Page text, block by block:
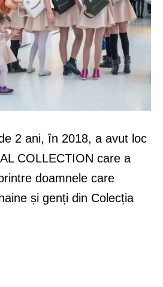
2 ani, în 2018, a avut loc
COLLECTION care a
doamnele care
și genți din Colecția